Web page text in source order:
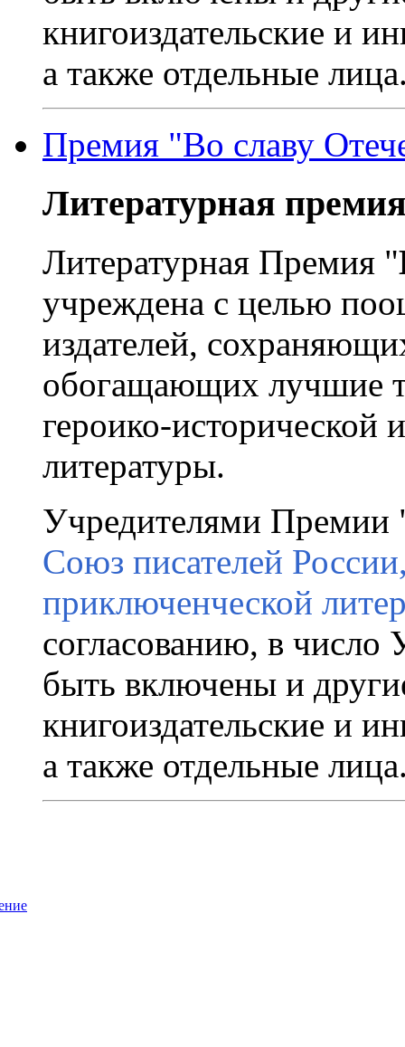
книгоиздательские и
а также отдельные
Премия "Во славу
Литературная
Литературная Премия "
учреждена с целью
издателей,
обогащающих лучшие
героико-исторической
литературы.
Учредителями Премии
Союз писателей
приключенческой
согласованию, в
быть включены и
книгоиздательские и
а также отдельные